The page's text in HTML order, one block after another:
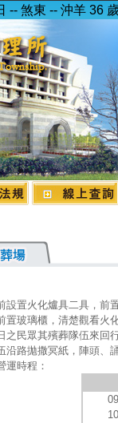
-- 煞東 -- 沖羊 36
設置火化爐具二具，前
置玻璃櫃，清楚觀看火
之民眾其殯葬隊伍來回
沿路拋撒冥紙，陣頭、
運時程：